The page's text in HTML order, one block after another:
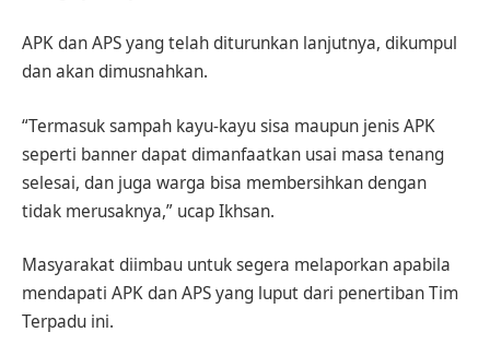
APK dan APS yang telah diturunkan lanjutnya, dikumpul
dan akan dimusnahkan.
“Termasuk sampah kayu-kayu sisa maupun jenis APK
seperti banner dapat dimanfaatkan usai masa tenang
selesai, dan juga warga bisa membersihkan dengan
tidak merusaknya,” ucap Ikhsan.
Masyarakat diimbau untuk segera melaporkan apabila
mendapati APK dan APS yang luput dari penertiban Tim
Terpadu ini.